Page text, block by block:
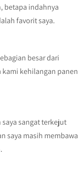
betapa indahnya
favorit saya.
besar dari
kehilangan panen
sangat terkejut
saya masih membawa